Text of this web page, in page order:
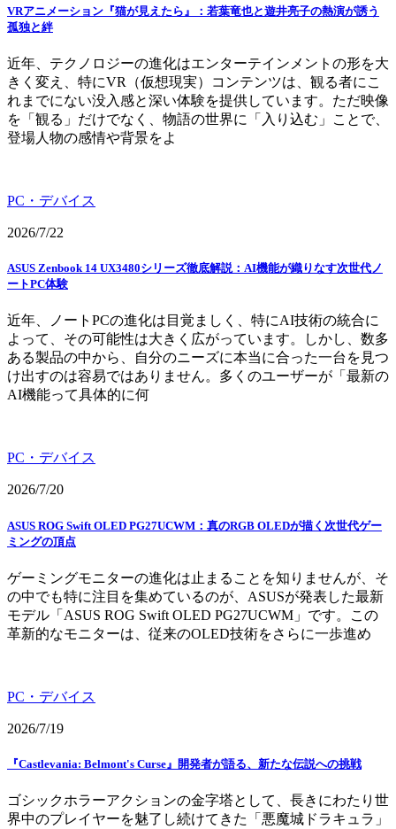
VRアニメーション『猫が見えたら』：若葉竜也と遊井亮子の熱演が誘う
孤独と絆
近年、テクノロジーの進化はエンターテインメントの形を大
きく変え、特にVR（仮想現実）コンテンツは、観る者にこ
れまでにない没入感と深い体験を提供しています。ただ映像
を「観る」だけでなく、物語の世界に「入り込む」ことで、
登場人物の感情や背景をよ
PC・デバイス
2026/7/22
ASUS Zenbook 14 UX3480シリーズ徹底解説：AI機能が織りなす次世代ノ
ートPC体験
近年、ノートPCの進化は目覚ましく、特にAI技術の統合に
よって、その可能性は大きく広がっています。しかし、数多
ある製品の中から、自分のニーズに本当に合った一台を見つ
け出すのは容易ではありません。多くのユーザーが「最新の
AI機能って具体的に何
PC・デバイス
2026/7/20
ASUS ROG Swift OLED PG27UCWM：真のRGB OLEDが描く次世代ゲー
ミングの頂点
ゲーミングモニターの進化は止まることを知りませんが、そ
の中でも特に注目を集めているのが、ASUSが発表した最新
モデル「ASUS ROG Swift OLED PG27UCWM」です。この
革新的なモニターは、従来のOLED技術をさらに一歩進め
PC・デバイス
2026/7/19
『Castlevania: Belmont's Curse』開発者が語る、新たな伝説への挑戦
ゴシックホラーアクションの金字塔として、長きにわたり世
界中のプレイヤーを魅了し続けてきた「悪魔城ドラキュラ」